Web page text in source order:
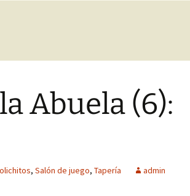
Abuela (6):
, Salón de juego, Tapería admin